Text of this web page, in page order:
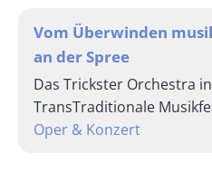
Vom Überwinden
an der Spree
Das Trickster Orchestra
TransTraditionale
Oper & Konzert